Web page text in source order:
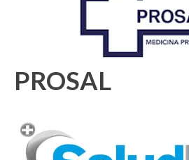
PROSAL